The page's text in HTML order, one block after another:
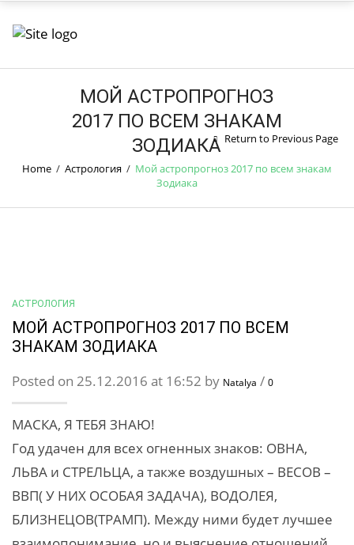
МОЙ АСТРОПРОГНОЗ
2017 ПО ВСЕМ ЗНАКАМ
ЗОДИАКА
Home / Астрология / Мой астропрогноз 2017 по всем знакам
Зодиака
Return to Previous Page
АСТРОЛОГИЯ
МОЙ АСТРОПРОГНОЗ 2017 ПО ВСЕМ
ЗНАКАМ ЗОДИАКА
Posted on 25.12.2016 at 16:52 by Natalya / 0
МАСКА, Я ТЕБЯ ЗНАЮ!
Год удачен для всех огненных знаков: ОВНА,
ЛЬВА и СТРЕЛЬЦА, а также воздушных – ВЕСОВ –
ВВП( У НИХ ОСОБАЯ ЗАДАЧА), ВОДОЛЕЯ,
БЛИЗНЕЦОВ(ТРАМП). Между ними будет лучшее